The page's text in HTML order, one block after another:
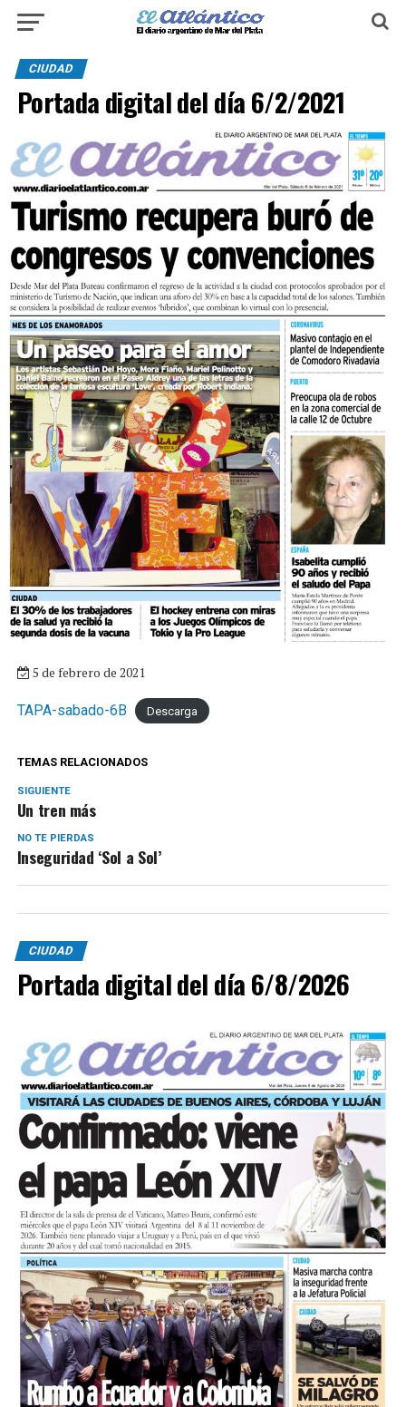
CIUDAD
Portada digital del día 6/2/2021
5 de febrero de 2021
TAPA-sabado-6B Descarga
TEMAS RELACIONADOS
SIGUIENTE
Un tren más
NO TE PIERDAS
Inseguridad ‘Sol a Sol’
CIUDAD
Portada digital del día 6/8/2026